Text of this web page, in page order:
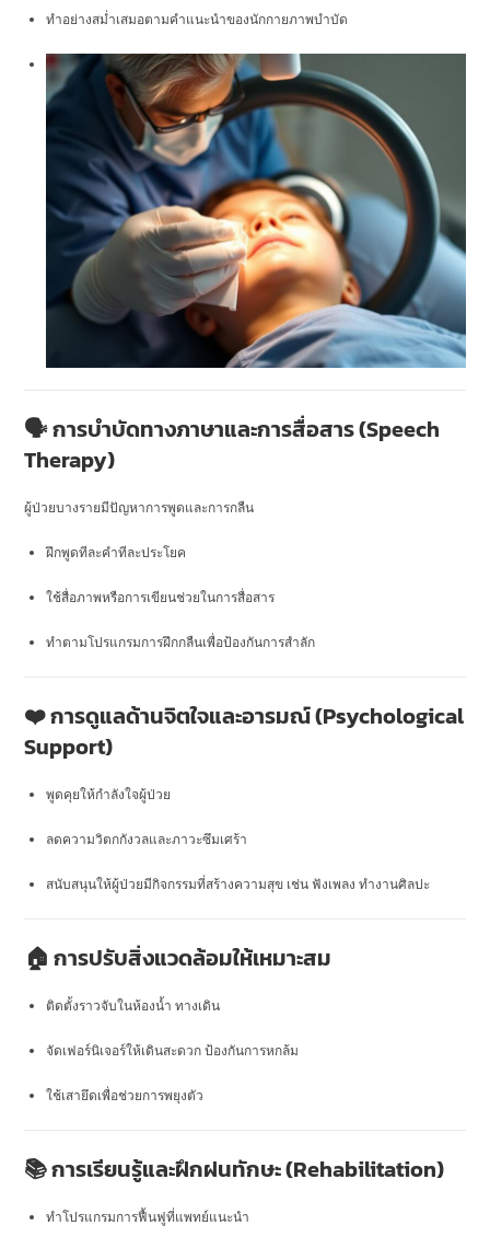
ทำอย่างสม่ำเสมอตามคำแนะนำของนักกายภาพบำบัด
🗣 การบำบัดทางภาษาและการสื่อสาร (Speech
Therapy)
ผู้ป่วยบางรายมีปัญหาการพูดและการกลืน
ฝึกพูดทีละคำทีละประโยค
ใช้สื่อภาพหรือการเขียนช่วยในการสื่อสาร
ทำตามโปรแกรมการฝึกกลืนเพื่อป้องกันการสำลัก
❤️ การดูแลด้านจิตใจและอารมณ์ (Psychological
Support)
พูดคุยให้กำลังใจผู้ป่วย
ลดความวิตกกังวลและภาวะซึมเศร้า
สนับสนุนให้ผู้ป่วยมีกิจกรรมที่สร้างความสุข เช่น ฟังเพลง ทำงานศิลปะ
🏠 การปรับสิ่งแวดล้อมให้เหมาะสม
ติดตั้งราวจับในห้องน้ำ ทางเดิน
จัดเฟอร์นิเจอร์ให้เดินสะดวก ป้องกันการหกล้ม
ใช้เสายึดเพื่อช่วยการพยุงตัว
📚 การเรียนรู้และฝึกฝนทักษะ (Rehabilitation)
ทำโปรแกรมการฟื้นฟูที่แพทย์แนะนำ